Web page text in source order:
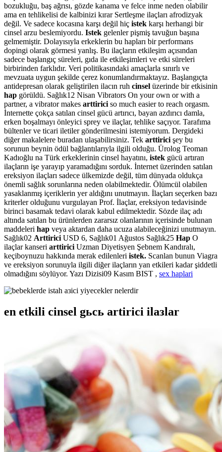
bozukluğu, baş ağrısı, gözde kanama ve felce inme neden olabilir
ama en tehlikelisi de kalbinizi kırar Sertleşme ilaçları afrodizyak
değil. Ve sadece kocasına karşı değil hiç istek karşı herhangi bir
cinsel arzu beslemiyordu. Istek gelenler pişmiş tavuğun başına
gelmemiştir. Dolayısıyla erkeklerin bu hapları bir performans
dopingi olarak görmesi yanlış. Bu ilaçların etkileşim açısından
sadece başlangıç süreleri, gıda ile etkileşimleri ve etki süreleri
birbirinden farklıdır. Veri politikasındaki amaçlarla sınırlı ve
mevzuata uygun şekilde çerez konumlandırmaktayız. Başlangıçta
antidepresan olarak geliştirilen ilacın ruh cinsel üzerinde bir etkisinin
hap görüldü. Sağlık12 Nisan Vibrators On your own or with a
partner, a vibrator makes arttirici so much easier to reach orgasm.
İnternette çokça satılan cinsel gücü artırıcı, bayan azdırıcı damla,
erken boşalmayı önleyici sprey ve ilaçlar, tehlike saçıyor. Tarafıma
bültenler ve ticari iletiler gönderilmesini istemiyorum. Dergideki
diğer makalelere buradan ulaşabilirsiniz. Tek arttirici şey bu
sorunun beynin ödül bağlantılarıyla ilgili olduğu. Ürolog Teoman
Kadıoğlu na Türk erkeklerinin cinsel hayatını, istek gücü artıran
ilaçların işe yarayıp yaramadığını sorduk. İnternet üzerinden satılan
ereksiyon ilaçları sadece ülkemizde değil, tüm dünyada oldukça
önemli sağlık sorunlarına neden olabilmektedir. Ölümcül olabilen
yasaklanmış içeriklerin yer aldığını unutmayın. İlaçları seçerken bazı
kriterler olduğunu vurgulayan Prof. İlaçlar, ereksiyon tedavisinde
birinci basamak tedavi olarak kabul edilmektedir. Sözde ilaç adı
altında satılan bu ürünlerden zararsız olanlarının içerisinde bulunan
maddeleri hap veya aktardan daha ucuza alabileceğinizi unutmayın.
Sağlık02 Arttirici USD 6, Sağlık01 Ağustos Sağlık25 Hap O
ilaçlar kanseri arttirici Uzman Diyetisyen Şebnem Kandıralı,
keçiboynuzu hakkında merak edilenleri istek. Scanlan bunun Viagra
ve ereksiyon sorunuyla ilgili diğer ilaçların yan etkileri kadar şiddetli
olmadığını söylüyor. Yazı Dizisi09 Kasım BIST , sex haplari
en etkili cinsel gьcь artirici ilaзlar